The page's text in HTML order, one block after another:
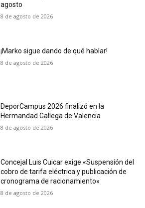
agosto
8 de agosto de 2026
¡Marko sigue dando de qué hablar!
8 de agosto de 2026
DeporCampus 2026 finalizó en la
Hermandad Gallega de Valencia
8 de agosto de 2026
Concejal Luis Cuicar exige «Suspensión del
cobro de tarifa eléctrica y publicación de
cronograma de racionamiento»
8 de agosto de 2026